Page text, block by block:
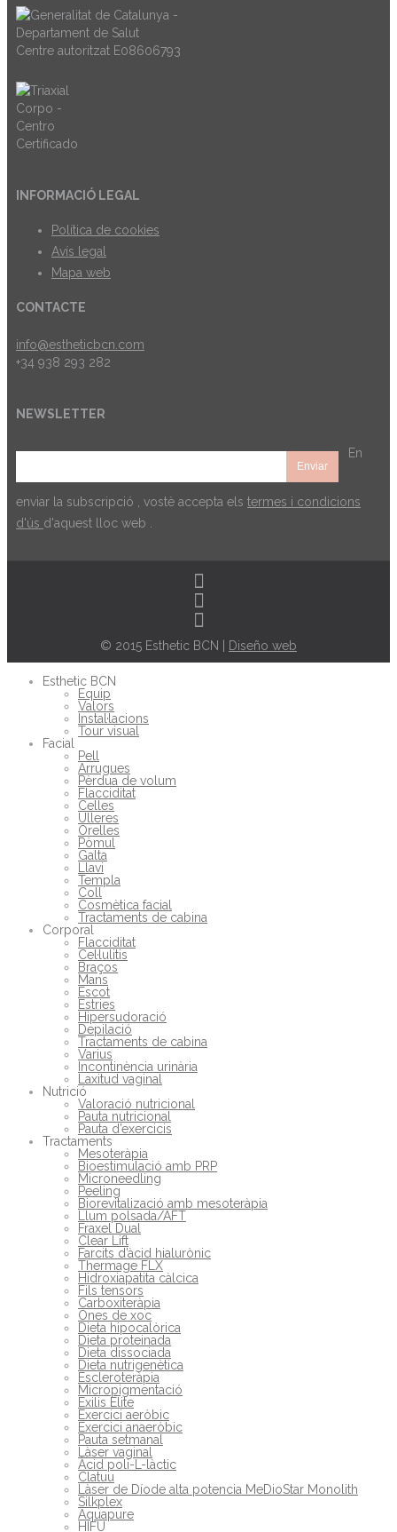
Centre autoritzat E08606793
INFORMACIÓ LEGAL
Política de cookies
Avís legal
Mapa web
CONTACTE
info@estheticbcn.com
+34 938 293 282
NEWSLETTER
En
enviar la subscripció , vostè accepta els termes i condicions
d'ús d'aquest lloc web .
© 2015 Esthetic BCN | Diseño web
Esthetic BCN
Equip
Valors
Instal·lacions
Tour visual
Facial
Pell
Arrugues
Pèrdua de volum
Flacciditat
Celles
Ulleres
Orelles
Pòmul
Galta
Llavi
Templa
Coll
Cosmètica facial
Tractaments de cabina
Corporal
Flacciditat
Cel·lulitis
Braços
Mans
Escot
Estries
Hipersudoració
Depilació
Tractaments de cabina
Varius
Incontinència urinària
Laxitud vaginal
Nutrició
Valoració nutricional
Pauta nutricional
Pauta d’exercicis
Tractaments
Mesoteràpia
Bioestimulació amb PRP
Microneedling
Peeling
Biorevitalizació amb mesoteràpia
Llum polsada/AFT
Fraxel Dual
Clear Lift
Farcits d’àcid hialurònic
Thermage FLX
Hidroxiapatita càlcica
Fils tensors
Carboxiteràpia
Ones de xoc
Dieta hipocalòrica
Dieta proteinada
Dieta dissociada
Dieta nutrigenètica
Escleroteràpia
Micropigmentació
Exilis Elite
Exercici aeròbic
Exercici anaeròbic
Pauta setmanal
Làser vaginal
Àcid poli-L-làctic
Clatuu
Làser de Díode alta potencia MeDioStar Monolith
Silkplex
Aquapure
HIFU